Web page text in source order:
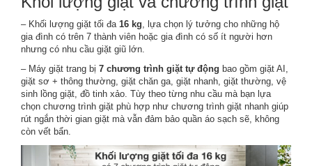
– Khối lượng giặt tối đa 16 kg , lựa chọn lý tưởng cho những hộ
gia đình có trên 7 thành viên hoặc gia đình có số ít người hơn
nhưng có nhu cầu giặt giũ lớn.
– Máy giặt trang bị 7 chương trình giặt tự động bao gồm giặt AI,
giặt sơ + thông thường, giặt chăn ga, giặt nhanh, giặt thường, vệ
sinh lồng giặt, đồ tinh xảo. Tùy theo từng nhu cầu mà bạn lựa
chọn chương trình giặt phù hợp như chương trình giặt nhanh giúp
rút ngắn thời gian giặt mà vẫn đảm bảo quần áo sạch sẽ, không
còn vết bẩn.